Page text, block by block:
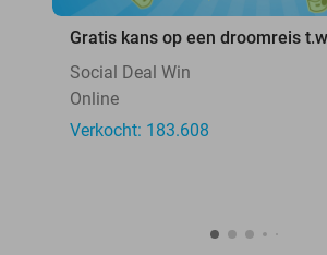
Gratis kans op een droomreis
Social Deal Win
Online
Verkocht: 183.608